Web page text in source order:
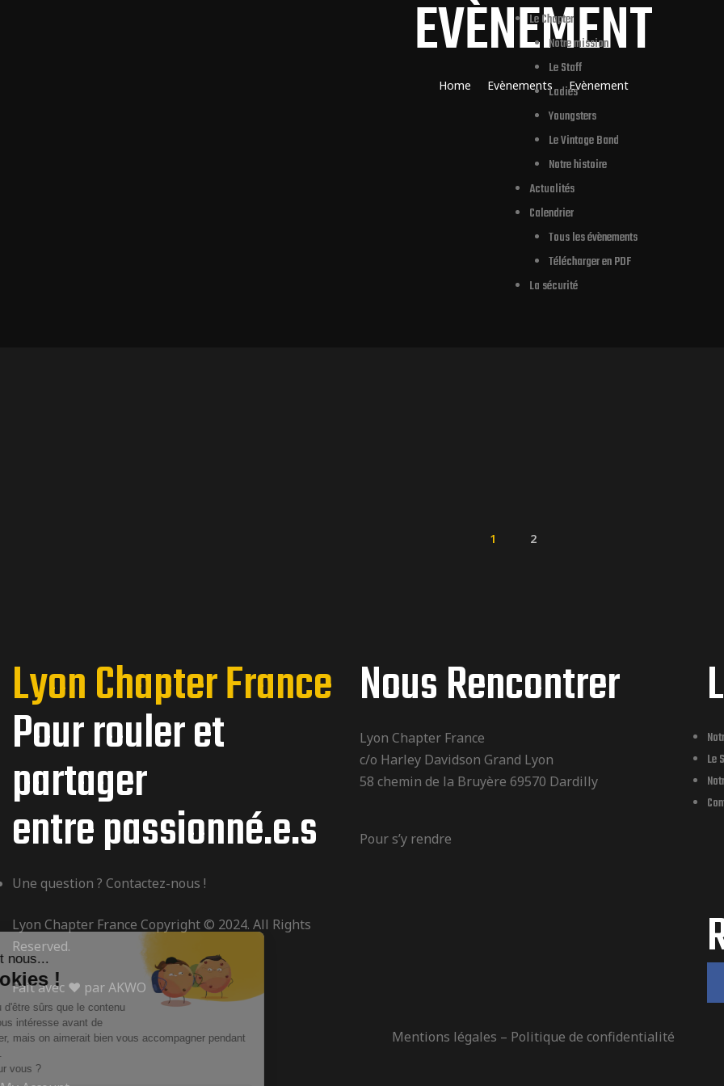
Le Chapter
Notre mission
Le Staff
Ladies
Youngsters
Le Vintage Band
Notre histoire
Actualités
Calendrier
Tous les évènements
Télécharger en PDF
La sécurité
EVÈNEMENT
Home Evènements Evènement
1 2
Lyon Chapter France
Pour rouler et
partager
entre passionné.e.s
Une question ? Contactez-nous !
Nous Rencontrer
Lyon Chapter France
c/o Harley Davidson Grand Lyon
58 chemin de la Bruyère 69570 Dardilly
Pour s’y rendre
Le
Lyon Chapter France Copyright © 2024. All Rights
Reserved.
Fait avec ❤️ parAKWO
Mentions légales – Politique de confidentialité